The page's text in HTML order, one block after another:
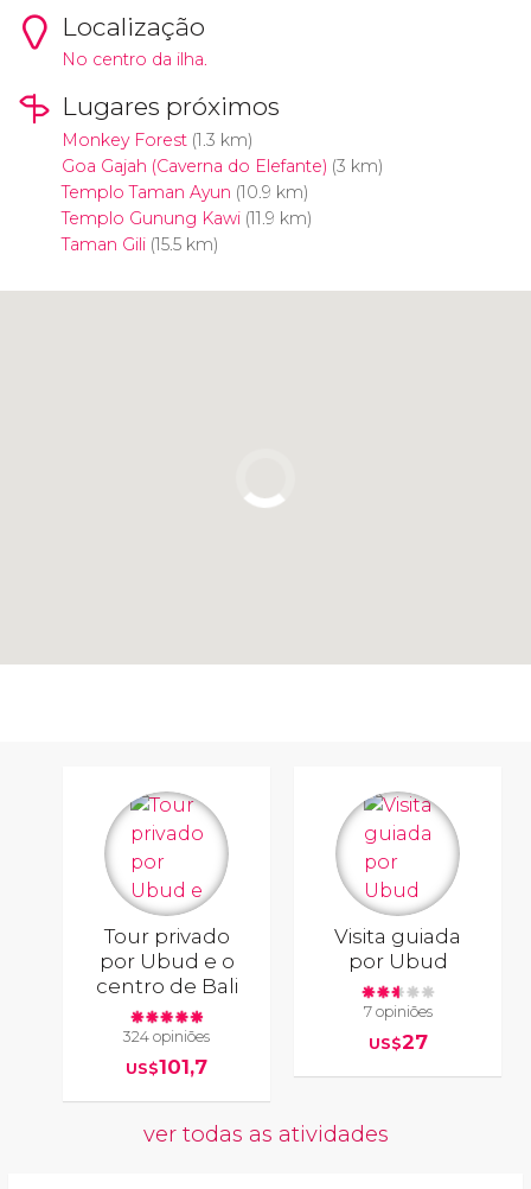
Localização
No centro da ilha.
Lugares próximos
Monkey Forest(1.3 km)
Goa Gajah (Caverna do Elefante) (3 km)
Templo Taman Ayun (10.9 km)
Templo Gunung Kawi(11.9 km)
Taman Gili(15.5 km)
Tour privado
por Ubud e o
centro de Bali
324 opiniões
US$101,7
Visita guiada
por Ubud
7 opiniões
US$27
ver todas as atividades